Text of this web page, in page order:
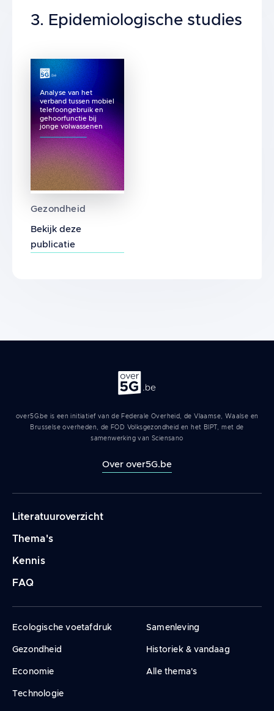
Title
3. Epidemiologische studies
Analyse van het
verband tussen mobiel
telefoongebruik en
gehoorfunctie bij
jonge volwassenen
Gezondheid
Bekijk deze
publicatie
Over 5G
over5G.be is een initiatief van de Federale Overheid, de Vlaamse, Waalse en
Brusselse overheden, de FOD Volksgezondheid en het BIPT, met de
samenwerking van Sciensano
Over over5G.be
principale
Literatuuroverzicht
Thema's
Kennis
FAQ
Ecologische voetafdruk
Gezondheid
Economie
Technologie
Samenleving
Historiek & vandaag
Alle thema's